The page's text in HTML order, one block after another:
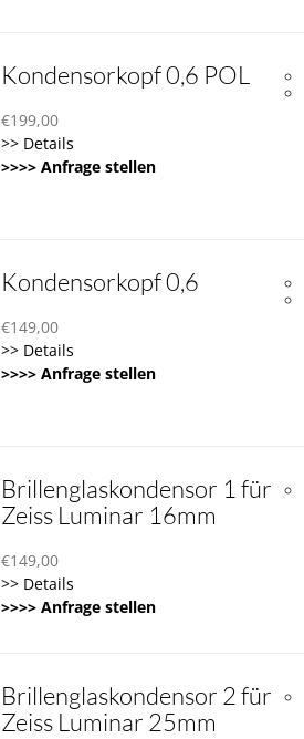
Kondensorkopf 0,6 POL
€199,00
>> Details
>>>> Anfrage stellen
Kondensorkopf 0,6
€149,00
>> Details
>>>> Anfrage stellen
Brillenglaskondensor 1 für
Zeiss Luminar 16mm
€149,00
>> Details
>>>> Anfrage stellen
Brillenglaskondensor 2 für
Zeiss Luminar 25mm